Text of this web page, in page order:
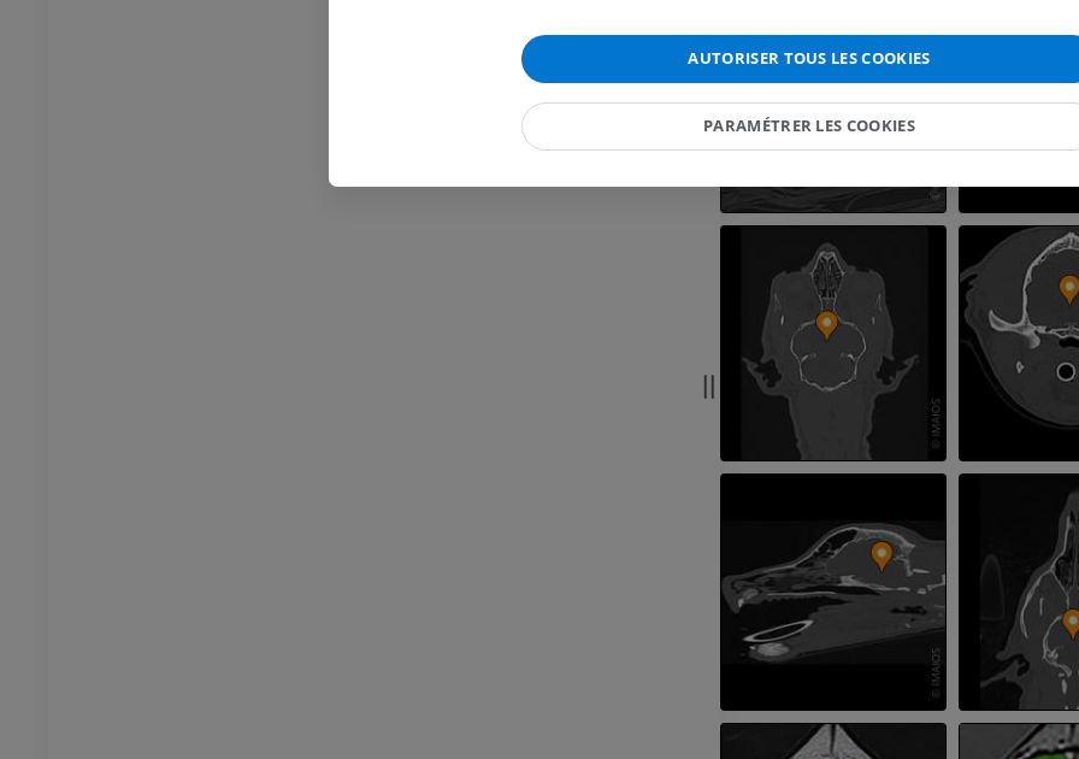
TDM
PREMIUM
Cheval - Myologie
Illustrations
Cheval - Doigt et sabot
Illustrations
Cheval - Tête
Cheval - Dents
AUTORISER TOUS LES COOKIES
PARAMÉTRER LES COOKIES